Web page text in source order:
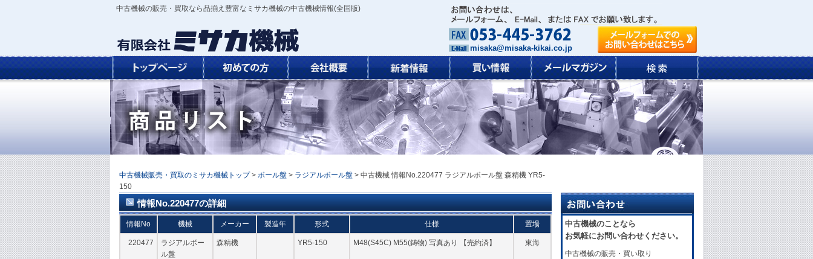
中古機械の販売・買取なら品揃え豊富なミサカ機械の中古機械情報(全国版)
misaka@misaka-kikai.co.jp
中古機械販売・買取のミサカ機械トップ > ボール盤 > ラジアルボール盤 > 中古機械 情報No.220477 ラジアルボール盤 森精機 YR5-
150
情報No.220477の詳細
情報No 機械 メーカー 製造年 形式 仕様 置場
220477
ラジアルボー
ル盤
森精機 YR5-150 M48(S45C) M55(鋳物) 写真あり 【売約済】 東海
中古機械のことなら
お気軽にお問い合わせください。
中古機械の販売・買い取り